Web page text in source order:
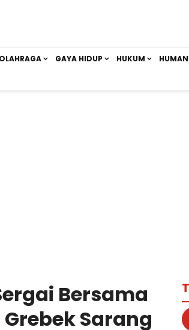
OLAHRAGA GAYA HIDUP HUKUM
Bersama
Sarang